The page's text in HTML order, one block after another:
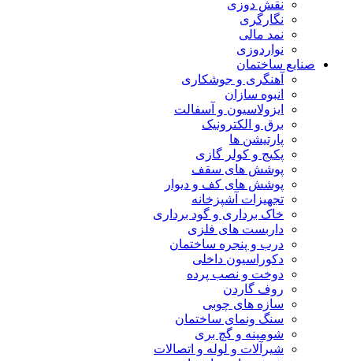
نقش دوزی
نگارگری
نمد مالی
نواردوزی
صنایع ساختمان
آهنگری و جوشکاری
انبوه سازان
ایزولاسیون و آسفالت
برق و الکترونیک
پارتیشن ها
پکیج و کولر گازی
پوشش های سقف
پوشش های کف و دیوار
تجهیزات آشپزخانه
خاک برداری و گود برداری
داربست های فلزی
درب و پنجره ساختمان
دکوراسیون داخلی
دوخت و نصب پرده
روف گاردن
سازه های چوبی
سنگ ونمای ساختمان
شومینه و گچ بری
شیرآلات و لوله و اتصالات